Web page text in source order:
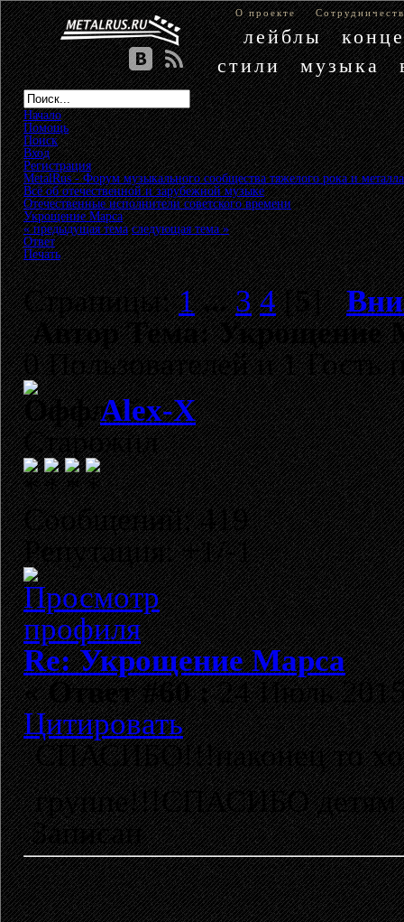
О проекте
лейблы
стили
музыка
Начало
Помощь
Поиск
Вход
Регистрация
MetalRus - Форум музыкального сообщества тяжелого рока и металла
Всё об отечественной и зарубежной музыке»
Отечественные исполнители советского времени»
Укрощение Марса
« предыдущая тема следующая тема »
Ответ
Печать
Страницы:1 ...3 4[5]
АвторТема: Укрощение
0 Пользователей и 1 Гость
Alex-X
Старожил
Сообщений: 419
Репутация: +1/-1
Re: Укрощение Марса
«Ответ #60 :24 Июль
Цитировать
СПАСИБО!!!наконец то
группе!!!СПАСИБО детям
Записан